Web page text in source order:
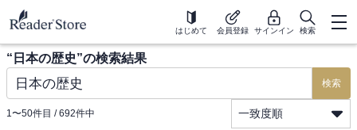
はじめて 会員登録 サインイン 検索
“ 日本の歴史”の検索結果
検索
1〜50件目 / 692件中
一致度順